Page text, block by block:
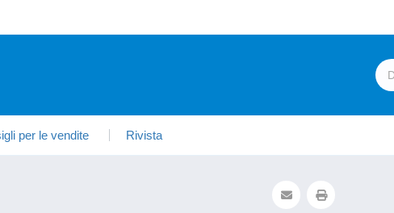
per le vendite Rivista